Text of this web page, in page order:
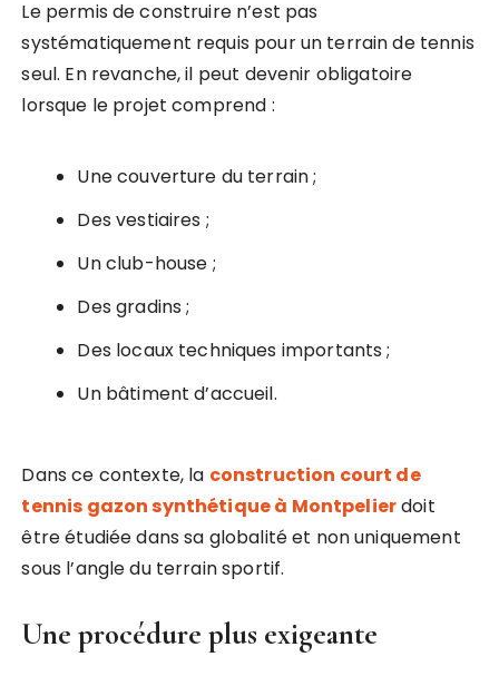
Le permis de construire n’est pas
systématiquement requis pour un terrain de tennis
seul. En revanche, il peut devenir obligatoire
lorsque le projet comprend :
Une couverture du terrain ;
Des vestiaires ;
Un club-house ;
Des gradins ;
Des locaux techniques importants ;
Un bâtiment d’accueil.
Dans ce contexte, la construction court de
tennis gazon synthétique à Montpelierdoit
être étudiée dans sa globalité et non uniquement
sous l’angle du terrain sportif.
Une procédure plus exigeante